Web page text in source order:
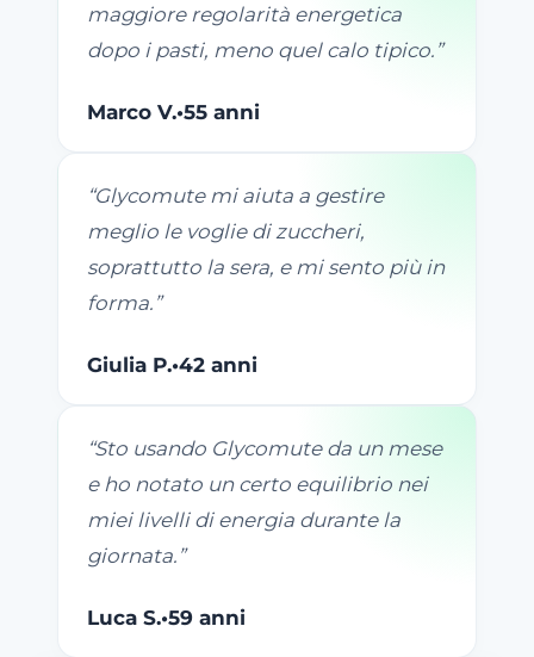
maggiore regolarità energetica
dopo i pasti, meno quel calo tipico. ”
Marco V.•55 anni
“Glycomute mi aiuta a gestire
meglio le voglie di zuccheri,
soprattutto la sera, e mi sento più in
forma. ”
Giulia P.•42 anni
“Sto usando Glycomute da un mese
e ho notato un certo equilibrio nei
miei livelli di energia durante la
giornata. ”
Luca S.•59 anni